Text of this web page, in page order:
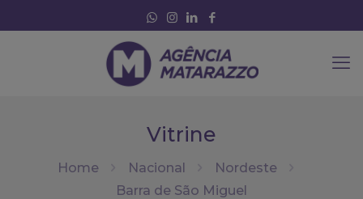
Vitrine
Home Nacional
Nordeste
Barra de São Miguel